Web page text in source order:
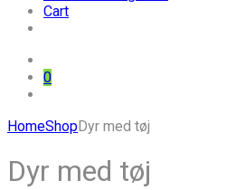
Cart
0
Skip
content
HomeShopDyr med tøj
Dyr med tøj